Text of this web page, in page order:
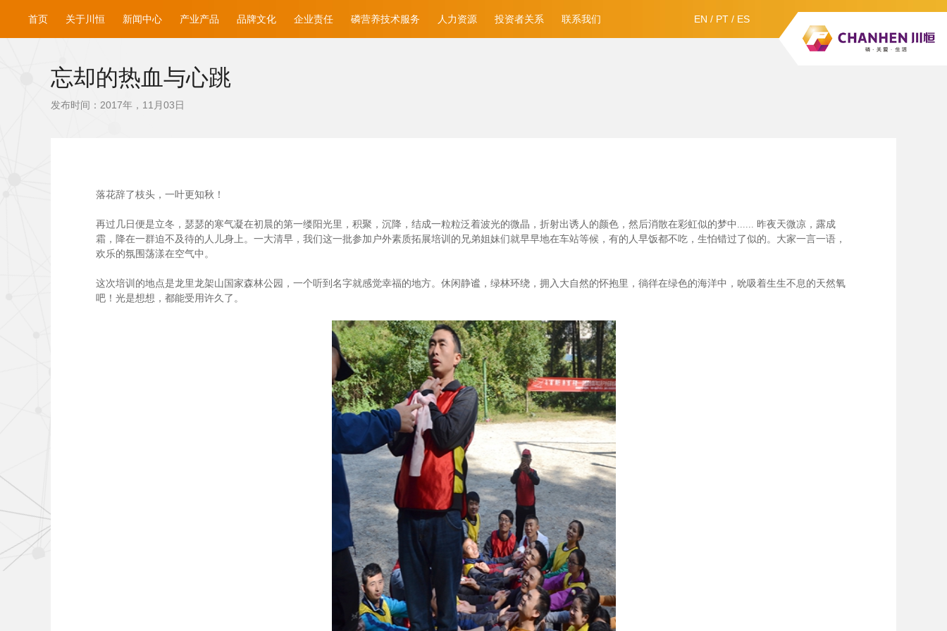
EN / PT / ES
首页 关于川恒 新闻中心 产业产品 品牌文化 企业责任 磷营养技术服务 人力资源 投资者关系 联系我们
忘却的热血与心跳
发布时间：2017年，11月03日
落花辞了枝头，一叶更知秋！
再过几日便是立冬，瑟瑟的寒气凝在初晨的第一缕阳光里，积聚，沉降，结成一粒粒泛着波光的微晶，折射出诱人的颜色，然后消散在彩虹似的梦中...... 昨夜天微凉，露成
霜，降在一群迫不及待的人儿身上。一大清早，我们这一批参加户外素质拓展培训的兄弟姐妹们就早早地在车站等候，有的人早饭都不吃，生怕错过了似的。大家一言一语，
欢乐的氛围荡漾在空气中。
这次培训的地点是龙里龙架山国家森林公园，一个听到名字就感觉幸福的地方。休闲静谧，绿林环绕，拥入大自然的怀抱里，徜徉在绿色的海洋中，吮吸着生生不息的天然氧
吧！光是想想，都能受用许久了。